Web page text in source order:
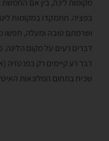
מקומות לינה, בין אם החמשת
בפציה. תתמקדו במקומות
ושרמתם טובה ומעלה, חפשו
דברים רעים על מקום הלינה.
דבר רע קיימים רק בפנטזיה
שכיח בתחום המלונאות